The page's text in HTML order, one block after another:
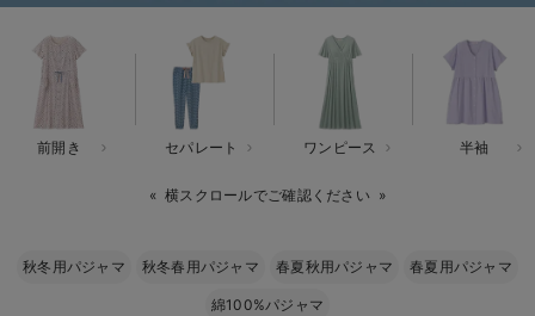
快適機能ウェア特集 パジャマ
erbaviva（エルバビーバ）
安心の日本製。先輩ママが買ってよかった！本当に必要な出産準備品
ハレの日に着るANGELIEBEのセレモニー
買って正解！高評価レビューアイテム
冬に可愛いニットがお得！
親子コーデ｜ママとベビーにおすすめ！
お部屋映えアイテム
前開き セパレート ワンピース 半袖
横スクロールでご確認ください
秋冬用パジャマ 秋冬春用パジャマ 春夏秋用パジャマ 春夏用パジャマ
綿100%パジャマ